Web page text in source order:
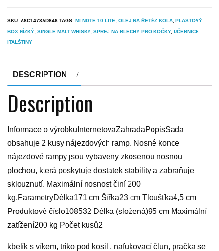
SKU: A8C1473AD846 TAGS: MI NOTE 10 LITE OLEJ NA ŘETĚZ KOLA PLASTOVÝ
BOX NÍZKÝ SINGLE MALT WHISKY, SPREJ NA BLECHY PRO KOČKY, UČEBNICE
ITALŠTINY
DESCRIPTION
Description
Informace o výrobkuInternetovaZahradaPopisSada
obsahuje 2 kusy nájezdových ramp. Nosné konce
nájezdové rampy jsou vybaveny zkosenou nosnou
plochou, která poskytuje dostatek stability a zabraňuje
sklouznutí. Maximální nosnost činí 200
kg.ParametryDélka171 cm Šířka23 cm Tloušťka4,5 cm
Produktové číslo108532 Délka (složená)95 cm Maximální
zatížení200 kg Počet kusů2
kbelík s víkem, triko pod kosili, nafukovací člun, pračka se